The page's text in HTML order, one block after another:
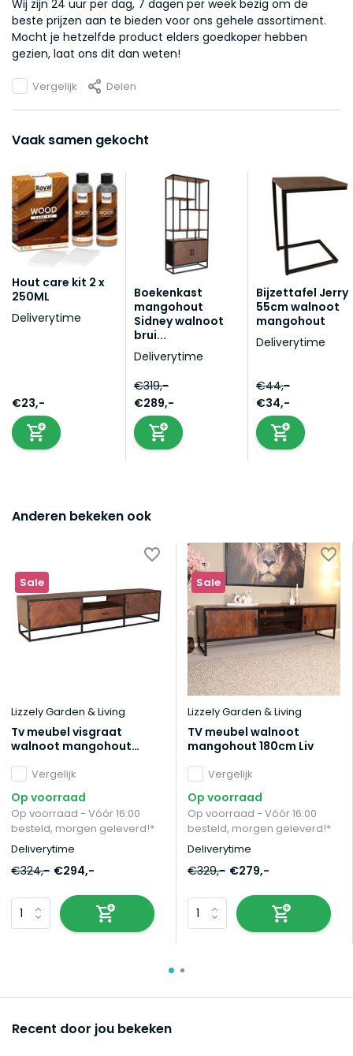
Wij zijn 24 uur per dag, 7 dagen per week bezig om de
beste prijzen aan te bieden voor ons gehele assortiment.
Mocht je hetzelfde product elders goedkoper hebben
gezien, laat ons dit dan weten!
Vergelijk Delen
Vaak samen gekocht
Hout care kit 2 x
250ML
Deliverytime
€23,-
Boekenkast
mangohout
Sidney walnoot
brui...
Deliverytime
€319,-
€289,-
Bijzettafel Jerry
55cm walnoot
mangohout
Deliverytime
€44,-
€34,-
Anderen bekeken ook
Sale
Lizzely Garden & Living
Tv meubel visgraat
walnoot mangohout
Vergelijk
Op voorraad
Op voorraad - Vóór 16:00
besteld, morgen geleverd!*
Deliverytime
€324,- €294,-
Sale
Lizzely Garden & Living
TV meubel walnoot
mangohout 180cm Liv
Vergelijk
Op voorraad
Op voorraad - Vóór 16:00
besteld, morgen geleverd!*
Deliverytime
€329,- €279,-
Recent door jou bekeken